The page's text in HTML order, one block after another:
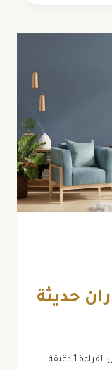
جدران حديثة
القراءة دقيقة